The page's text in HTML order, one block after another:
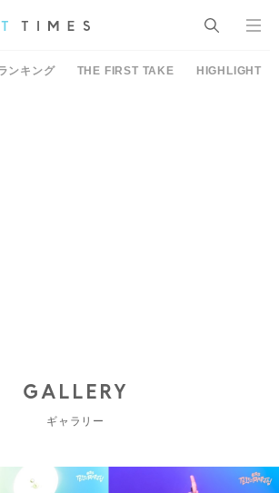
ンキング THE FIRST TAKE HIGHLIGHT
GALLERY
ギャラリー